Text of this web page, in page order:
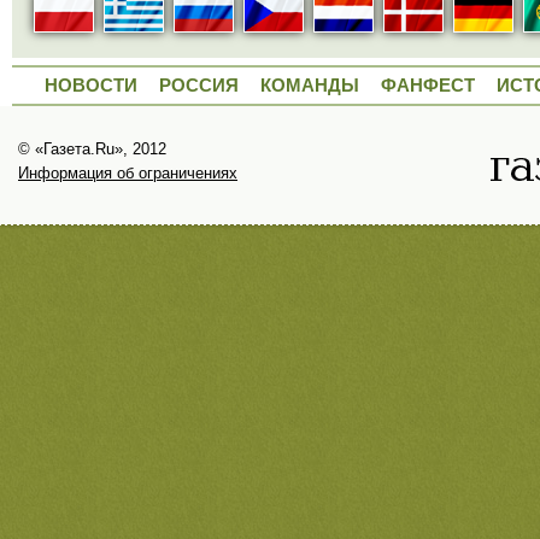
НОВОСТИ РОССИЯ КОМАНДЫ ФАНФЕСТ
© «Газета.Ru», 2012
Информация об ограничениях